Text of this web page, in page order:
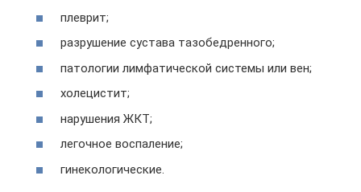
плеврит;
разрушение сустава тазобедренного;
патологии лимфатической системы или вен;
холецистит;
нарушения ЖКТ;
легочное воспаление;
гинекологические.